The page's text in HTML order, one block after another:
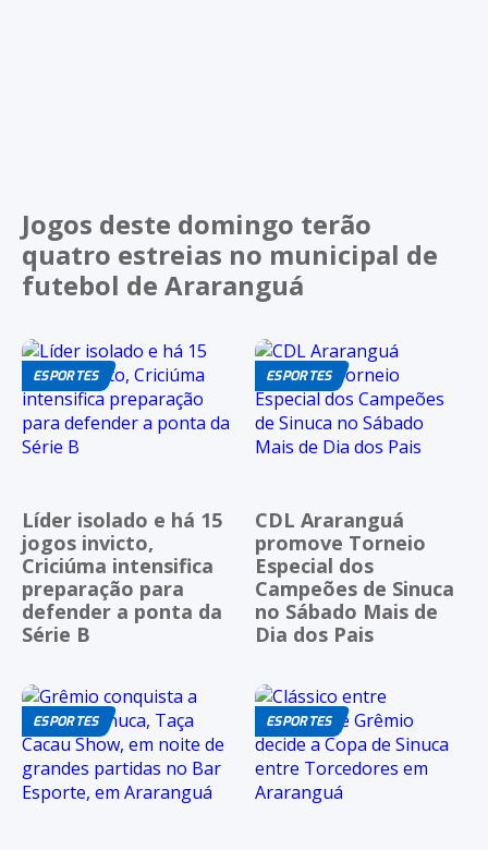
Jogos deste domingo terão
quatro estreias no municipal de
futebol de Araranguá
ESPORTES
Líder isolado e há 15
jogos invicto,
Criciúma intensifica
preparação para
defender a ponta da
Série B
ESPORTES
CDL Araranguá
promove Torneio
Especial dos
Campeões de Sinuca
no Sábado Mais de
Dia dos Pais
ESPORTES ESPORTES